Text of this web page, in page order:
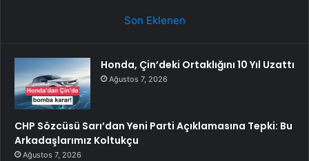
Son Eklenen
Honda, Çin’deki Ortaklığını 10 Yıl Uzattı
Ağustos 7, 2026
CHP Sözcüsü Sarı’dan Yeni Parti Açıklamasına Tepki: Bu
Arkadaşlarımız Koltukçu
Ağustos 7, 2026